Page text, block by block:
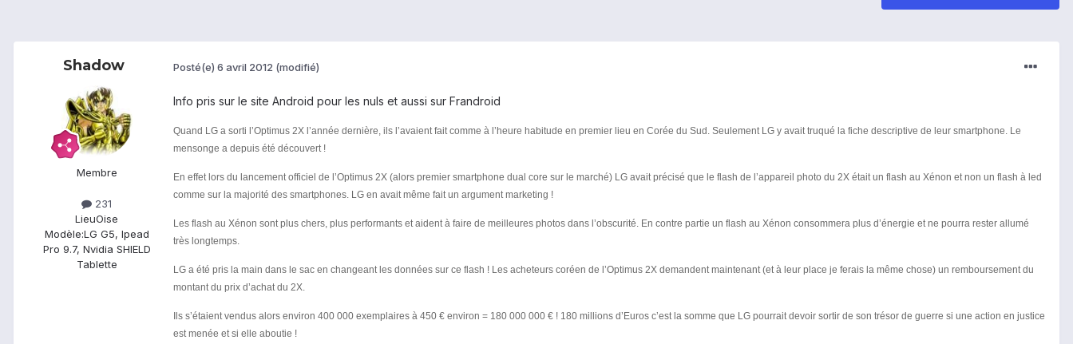
Shadow
Membre
231
LieuOise
Modèle:LG G5, Ipead
Pro 9.7, Nvidia SHIELD
Tablette
Posté(e) 6 avril 2012 (modifié)
Info pris sur le site Android pour les nuls et aussi sur Frandroid
Quand LG a sorti l’Optimus 2X l’année dernière, ils l’avaient fait comme à l’heure habitude en premier lieu en Corée du Sud. Seulement LG y avait truqué la fiche descriptive de leur smartphone. Le
mensonge a depuis été découvert !
En effet lors du lancement officiel de l’Optimus 2X (alors premier smartphone dual core sur le marché) LG avait précisé que le flash de l’appareil photo du 2X était un flash au Xénon et non un flash à led
comme sur la majorité des smartphones. LG en avait même fait un argument marketing !
Les flash au Xénon sont plus chers, plus performants et aident à faire de meilleures photos dans l’obscurité. En contre partie un flash au Xénon consommera plus d’énergie et ne pourra rester allumé
très longtemps.
LG a été pris la main dans le sac en changeant les données sur ce flash ! Les acheteurs coréen de l’Optimus 2X demandent maintenant (et à leur place je ferais la même chose) un remboursement du
montant du prix d’achat du 2X.
Ils s’étaient vendus alors environ 400 000 exemplaires à 450 € environ = 180 000 000 € ! 180 millions d’Euros c’est la somme que LG pourrait devoir sortir de son trésor de guerre si une action en justice
est menée et si elle aboutie !